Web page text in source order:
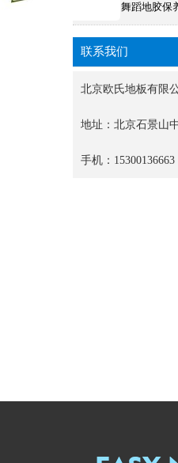
舞者PVC舞蹈地胶保
联系我们
北京欧氏地板有限
地址：北京石景山
手机：15300136663